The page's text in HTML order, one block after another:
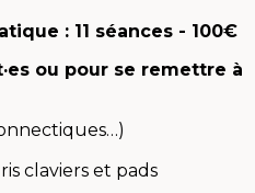
: 11 séances - 100€
ou pour se remettre à
claviers et pads